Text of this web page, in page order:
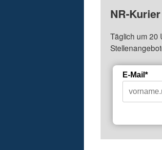
NR-
Täglich um 20
E-Mail*